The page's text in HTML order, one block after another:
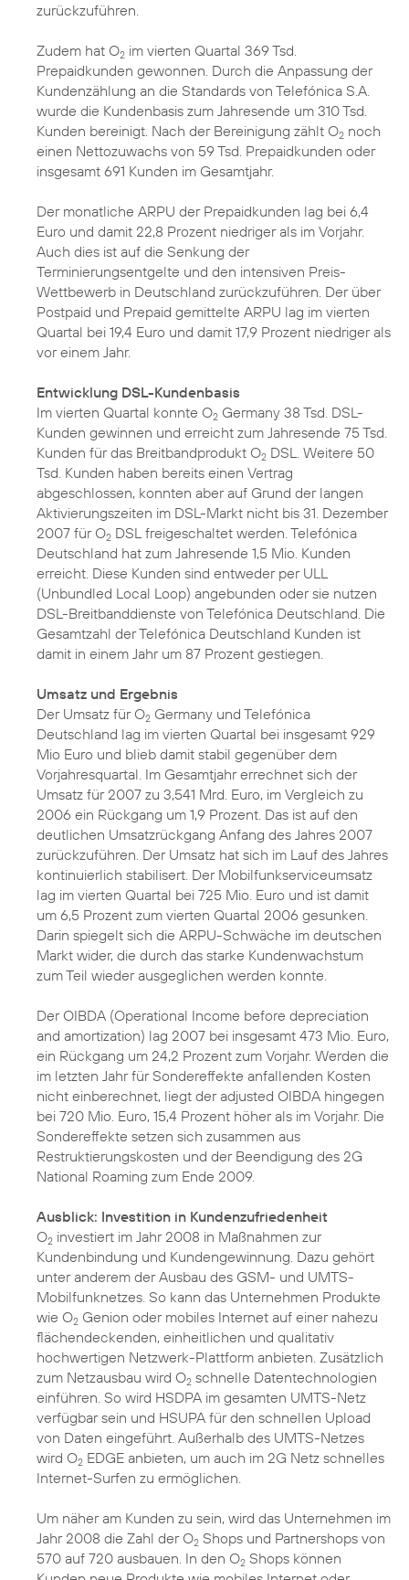
zurückzuführen.
Zudem hat O2 im vierten Quartal 369 Tsd.
Prepaidkunden gewonnen. Durch die Anpassung der
Kundenzählung an die Standards von Telefónica S.A.
wurde die Kundenbasis zum Jahresende um 310 Tsd.
Kunden bereinigt. Nach der Bereinigung zählt O2 noch
einen Nettozuwachs von 59 Tsd. Prepaidkunden oder
insgesamt 691 Kunden im Gesamtjahr.
Der monatliche ARPU der Prepaidkunden lag bei 6,4
Euro und damit 22,8 Prozent niedriger als im Vorjahr.
Auch dies ist auf die Senkung der
Terminierungsentgelte und den intensiven Preis-
Wettbewerb in Deutschland zurückzuführen. Der über
Postpaid und Prepaid gemittelte ARPU lag im vierten
Quartal bei 19,4 Euro und damit 17,9 Prozent niedriger als
vor einem Jahr.
Entwicklung DSL-Kundenbasis
Im vierten Quartal konnte O2 Germany 38 Tsd. DSL-
Kunden gewinnen und erreicht zum Jahresende 75 Tsd.
Kunden für das Breitbandprodukt O2 DSL. Weitere 50
Tsd. Kunden haben bereits einen Vertrag
abgeschlossen, konnten aber auf Grund der langen
Aktivierungszeiten im DSL-Markt nicht bis 31. Dezember
2007 für O2 DSL freigeschaltet werden. Telefónica
Deutschland hat zum Jahresende 1,5 Mio. Kunden
erreicht. Diese Kunden sind entweder per ULL
(Unbundled Local Loop) angebunden oder sie nutzen
DSL-Breitbanddienste von Telefónica Deutschland. Die
Gesamtzahl der Telefónica Deutschland Kunden ist
damit in einem Jahr um 87 Prozent gestiegen.
Umsatz und Ergebnis
Der Umsatz für O2 Germany und Telefónica
Deutschland lag im vierten Quartal bei insgesamt 929
Mio Euro und blieb damit stabil gegenüber dem
Vorjahresquartal. Im Gesamtjahr errechnet sich der
Umsatz für 2007 zu 3,541 Mrd. Euro, im Vergleich zu
2006 ein Rückgang um 1,9 Prozent. Das ist auf den
deutlichen Umsatzrückgang Anfang des Jahres 2007
zurückzuführen. Der Umsatz hat sich im Lauf des Jahres
kontinuierlich stabilisert. Der Mobilfunkserviceumsatz
lag im vierten Quartal bei 725 Mio. Euro und ist damit
um 6,5 Prozent zum vierten Quartal 2006 gesunken.
Darin spiegelt sich die ARPU-Schwäche im deutschen
Markt wider, die durch das starke Kundenwachstum
zum Teil wieder ausgeglichen werden konnte.
Der OIBDA (Operational Income before depreciation
and amortization) lag 2007 bei insgesamt 473 Mio. Euro,
ein Rückgang um 24,2 Prozent zum Vorjahr. Werden die
im letzten Jahr für Sondereffekte anfallenden Kosten
nicht einberechnet, liegt der adjusted OIBDA hingegen
bei 720 Mio. Euro, 15,4 Prozent höher als im Vorjahr. Die
Sondereffekte setzen sich zusammen aus
Restruktierungskosten und der Beendigung des 2G
National Roaming zum Ende 2009.
Ausblick: Investition in Kundenzufriedenheit
O2 investiert im Jahr 2008 in Maßnahmen zur
Kundenbindung und Kundengewinnung. Dazu gehört
unter anderem der Ausbau des GSM- und UMTS-
Mobilfunknetzes. So kann das Unternehmen Produkte
wie O2 Genion oder mobiles Internet auf einer nahezu
flächendeckenden, einheitlichen und qualitativ
hochwertigen Netzwerk-Plattform anbieten. Zusätzlich
zum Netzausbau wird O2 schnelle Datentechnologien
einführen. So wird HSDPA im gesamten UMTS-Netz
verfügbar sein und HSUPA für den schnellen Upload
von Daten eingeführt. Außerhalb des UMTS-Netzes
wird O2 EDGE anbieten, um auch im 2G Netz schnelles
Internet-Surfen zu ermöglichen.
Um näher am Kunden zu sein, wird das Unternehmen im
Jahr 2008 die Zahl der O2 Shops und Partnershops von
570 auf 720 ausbauen. In den O2 Shops können